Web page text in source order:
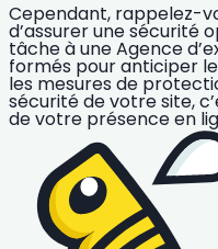
Cependant, rappelez-
d’assurer une sécurité
tâche à uneAgence
formés pour anticiper
les mesures de
sécurité de votre site,
de votre présence en